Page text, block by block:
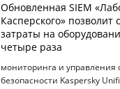
Обновленная SIEM
Касперского» позволит
затраты на
четыре раза
мониторинга и управления
безопасности Kaspersky